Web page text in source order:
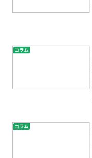
コラム
コラム